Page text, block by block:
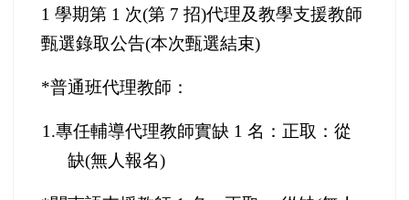
1 學期第 1 次(第 7 招)代理及教學支援教師
甄選錄取公告(本次甄選結束)
*普通班代理教師：
1.專任輔導代理教師實缺 1 名：正取：從
缺(無人報名)